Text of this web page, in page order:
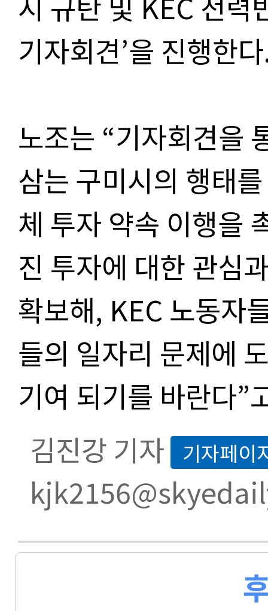
기자회견’을 진행한
노조는 “기자회견을
삼는 구미시의 행태
체 투자 약속 이행을
진 투자에 대한 관심
확보해, KEC 노동자
들의 일자리 문제에
기여 되기를 바란다”
김진강 기자 기자페이